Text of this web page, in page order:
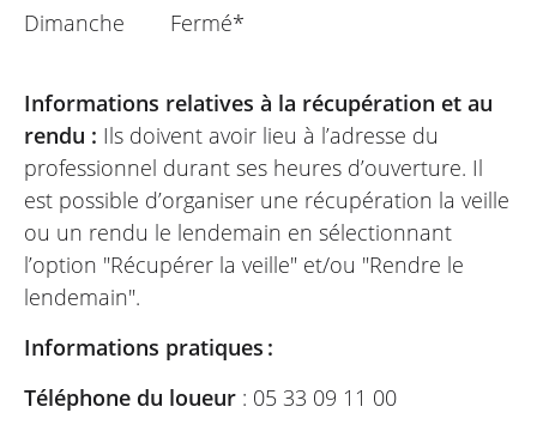
Dimanche
Fermé*
Informations relatives à la récupération et au
rendu : Ils doivent avoir lieu à l’adresse du
professionnel durant ses heures d’ouverture. Il
est possible d’organiser une récupération la veille
ou un rendu le lendemain en sélectionnant
l’option "Récupérer la veille" et/ou "Rendre le
lendemain".
Informations pratiques :
Téléphone du loueur : 05 33 09 11 00